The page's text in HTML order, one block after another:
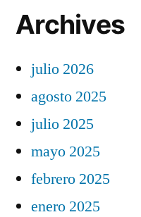
Archives
julio 2026
agosto 2025
julio 2025
mayo 2025
febrero 2025
enero 2025